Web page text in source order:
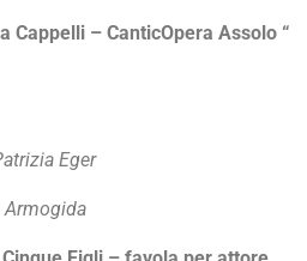
Cappelli – CanticOpera Assolo “
Eger
Armogida